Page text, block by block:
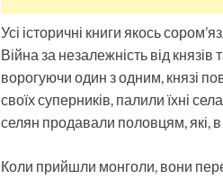
Усі історичні книги якось
Війна за незалежність від
ворогуючи один з одним, князі
своїх суперників, палили їхні
селян продавали половцям, які, в
Коли прийшли монголи, вони